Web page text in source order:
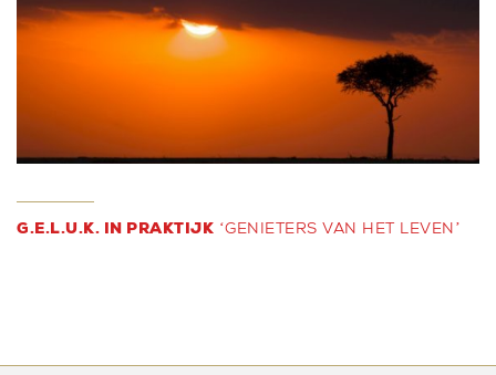
G.E.L.U.K. IN PRAKTIJK ‘GENIETERS VAN HET LEVEN’